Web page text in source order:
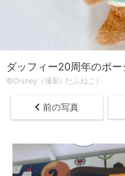
ダッフィー20周年のポ
©Disney（撮影/ だふねこ）
前の写真